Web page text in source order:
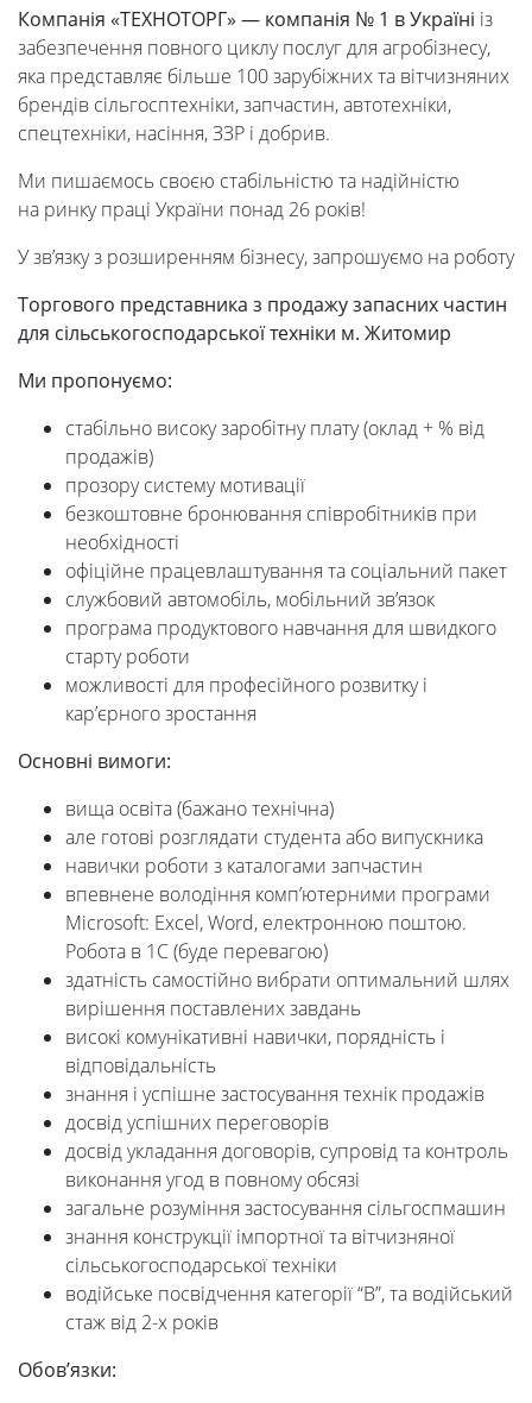
Компанія «ТЕХНОТОРГ» — компанія № 1 вУкраїні із
забезпечення повного циклу послуг для агробізнесу,
яка представляє більше 100 зарубіжних та вітчизняних
брендів сільгосптехніки, запчастин, автотехніки,
спецтехніки, насіння, ЗЗР і добрив.
Ми пишаємось своєю стабільністю та надійністю
на ринку праці України понад 26 років!
У зв’язку з розширенням бізнесу, запрошуємо на роботу
Торгового представника з продажу запасних частин
для сільськогосподарської техніки м. Житомир
Ми пропонуємо:
стабільно високу заробітну плату (оклад + % від
продажів)
прозору систему мотивації
безкоштовне бронювання співробітників при
необхідності
офіційне працевлаштування та соціальний пакет
службовий автомобіль, мобільний зв’язок
програма продуктового навчання для швидкого
старту роботи
можливості для професійного розвитку і
кар’єрного зростання
Основні вимоги:
вища освіта (бажано технічна)
але готові розглядати студента або випускника
навички роботи з каталогами запчастин
впевнене володіння комп’ютерними програми
Microsoft: Excel, Word, електронною поштою.
Робота в 1С (буде перевагою)
здатність самостійно вибрати оптимальний шлях
вирішення поставлених завдань
високі комунікативні навички, порядність і
відповідальність
знання і успішне застосування технік продажів
досвід успішних переговорів
досвід укладання договорів, супровід та контроль
виконання угод в повному обсязі
загальне розуміння застосування сільгоспмашин
знання конструкції імпортної та вітчизняної
сільськогосподарської техніки
водійське посвідчення категорії “В”, та водійський
стаж від 2-х років
Обов’язки: